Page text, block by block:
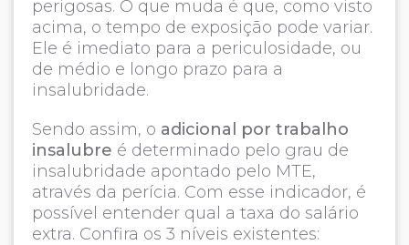
perigosas. O que muda é que, como visto
acima, o tempo de exposição pode variar.
Ele é imediato para a periculosidade, ou
de médio e longo prazo para a
insalubridade.
Sendo assim, o adicional por trabalho
insalubre é determinado pelo grau de
insalubridade apontado pelo MTE,
através da perícia. Com esse indicador, é
possível entender qual a taxa do salário
extra. Confira os 3 níveis existentes: